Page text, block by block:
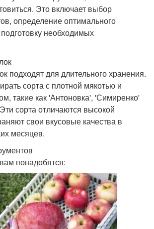
Это включает выбор
определение оптимального
необходимых
подходят для длительного хранения.
сорта с плотной мякотью и
такие как 'Антоновка', 'Симиренко'
сорта отличаются высокой
свои вкусовые качества в
месяцев.
понадобятся: